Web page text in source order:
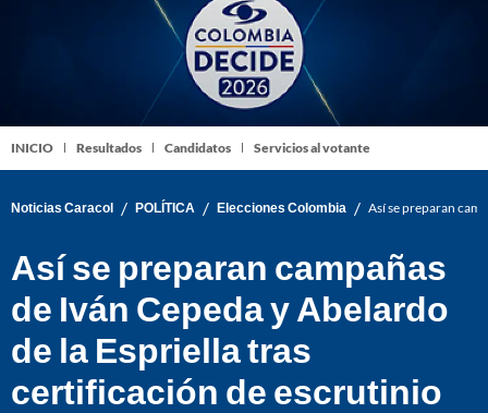
INICIO Resultados Candidatos Servicios al votante
Noticias Caracol / POLÍTICA / Elecciones Colombia / Así se preparan
Así se preparan campañas
de Iván Cepeda y Abelardo
de la Espriella tras
certificación de escrutinio